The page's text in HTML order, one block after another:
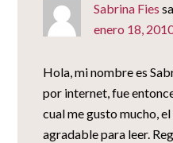
Sabrina Fies
enero 18,
Hola, mi nombre es
por internet, fue
cual me gusto mucho,
agradable para leer.